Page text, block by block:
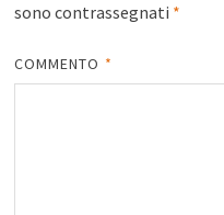
sono contrassegnati *
COMMENTO *